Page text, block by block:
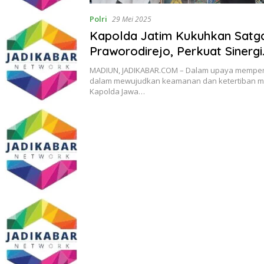
Polri 29 Mei 2025
Kapolda Jatim Kukuhkan
Praworodirejo, Perkuat Sinergi
Keamanan Jelang 1 Suro di
MADIUN, JADIKABAR.COM – Dalam upaya
dalam mewujudkan keamanan dan ketertiban
Kapolda Jawa…